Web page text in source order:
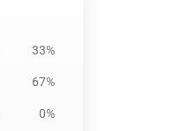
33%
67%
0%